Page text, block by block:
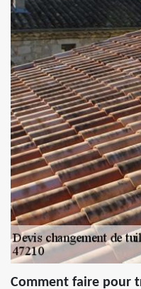
Comment faire pour